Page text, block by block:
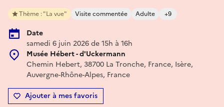
Thème : "La vue" Visite commentée Adulte +9
Date
samedi 6 juin 2026 de 15h à 16h
Musée Hébert - d'Uckermann
Chemin Hebert, 38700 La Tronche, France, Isère,
Auvergne-Rhône-Alpes, France
Ajouter à mes favoris